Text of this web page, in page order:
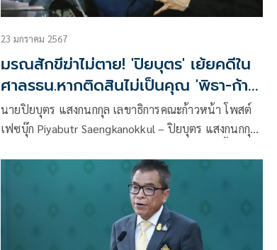
23 มกราคม 2567
มรณสักขีฆ่าไม่ตาย! 'ปิยบุตร' เย้ยคดีใน
ศาลรธน.หากติดสินไม่เป็นคุณ 'พิธา-ก้าว
ไกล' จะได้รับความนิยมากกว่าเดิม
นายปิยบุตร แสงกนกกุล เลขาธิการคณะก้าวหน้า โพสต์
เฟซบุ๊ก Piyabutr Saengkanokkul – ปิยบุตร แสงกนกกุล